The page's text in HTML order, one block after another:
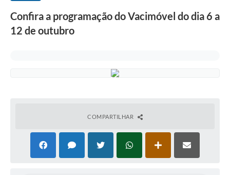
Confira a programação do Vacimóvel do dia 6 a
12 de outubro
COMPARTILHAR